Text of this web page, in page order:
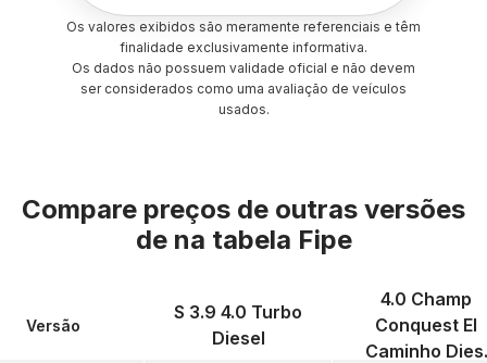
Os valores exibidos são meramente referenciais e têm
finalidade exclusivamente informativa.
Os dados não possuem validade oficial e não devem
ser considerados como uma avaliação de veículos
usados.
Compare preços de outras versões
de na tabela Fipe
Versão
S 3.9 4.0 Turbo
Diesel
4.0 Champ
Conquest El
Caminho Dies.